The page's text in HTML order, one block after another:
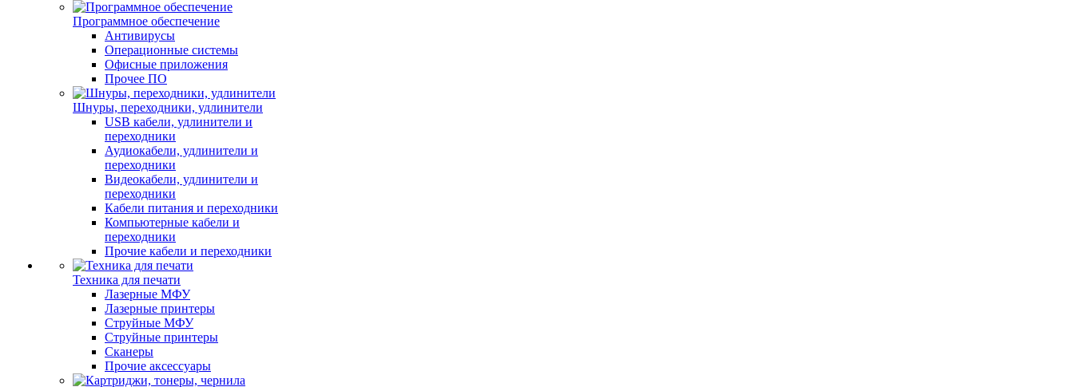
Программное обеспечение
Антивирусы
Операционные системы
Офисные приложения
Прочее ПО
Шнуры, переходники, удлинители
USB кабели, удлинители и
переходники
Аудиокабели, удлинители и
переходники
Видеокабели, удлинители и
переходники
Кабели питания и переходники
Компьютерные кабели и
переходники
Прочие кабели и переходники
Техника для печати
Лазерные МФУ
Лазерные принтеры
Струйные МФУ
Струйные принтеры
Сканеры
Прочие аксессуары